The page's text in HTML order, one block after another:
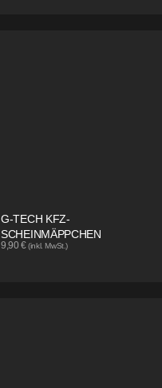
G-TECH KFZ-
SCHEINMÄPPCHEN
9,90€ (inkl. MwSt.)